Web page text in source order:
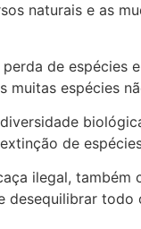
naturais e as
de espécies
espécies
de
ilegal,